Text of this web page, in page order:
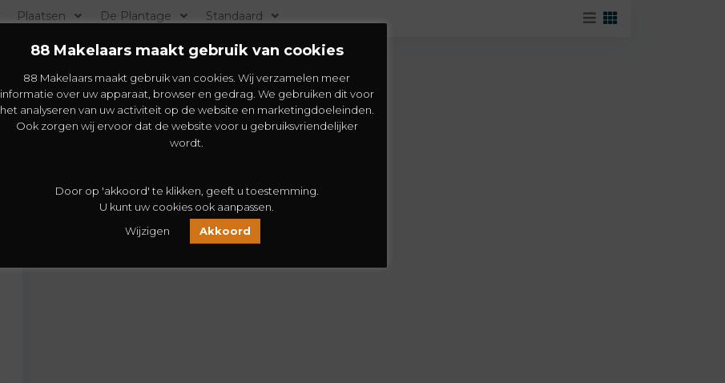
Plaatsen De Plantage Standaard
88 Makelaars maakt gebruik van cookies
88 Makelaars maakt gebruik van cookies. Wij verzamelen meer
informatie over uw apparaat, browser en gedrag. We gebruiken dit voor
het analyseren van uw activiteit op de website en marketingdoeleinden.
Ook zorgen wij ervoor dat de website voor u gebruiksvriendelijker
wordt.
Door op 'akkoord' te klikken, geeft u toestemming.
U kunt uw cookies ook aanpassen.
Wijzigen
Akkoord